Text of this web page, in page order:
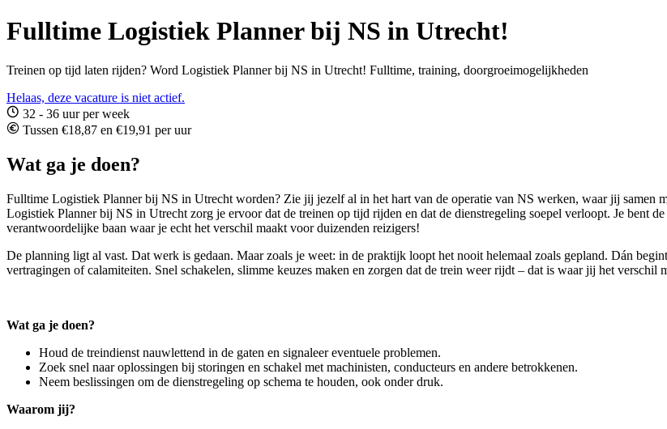
Fulltime Logistiek Planner bij NS in Utrecht!
Treinen op tijd laten rijden? Word Logistiek Planner bij NS in Utrecht! Fulltime, training, doorgroeimogelijkheden
Helaas, deze vacature is niet actief.
32 - 36 uur per week
Tussen €18,87 en €19,91 per uur
Wat ga je doen?
Fulltime Logistiek Planner bij NS in Utrecht worden? Zie jij jezelf al in het hart van de operatie van NS werken, waar jij samen
Logistiek Planner bij NS in Utrecht zorg je ervoor dat de treinen op tijd rijden en dat de dienstregeling soepel verloopt. Je bent
verantwoordelijke baan waar je echt het verschil maakt voor duizenden reizigers!
De planning ligt al vast. Dat werk is gedaan. Maar zoals je weet: in de praktijk loopt het nooit helemaal zoals gepland. Dán
vertragingen of calamiteiten. Snel schakelen, slimme keuzes maken en zorgen dat de trein weer rijdt – dat is waar jij het
Wat ga je doen?
Houd de treindienst nauwlettend in de gaten en signaleer eventuele problemen.
Zoek snel naar oplossingen bij storingen en schakel met machinisten, conducteurs en andere betrokkenen.
Neem beslissingen om de dienstregeling op schema te houden, ook onder druk.
Waarom jij?